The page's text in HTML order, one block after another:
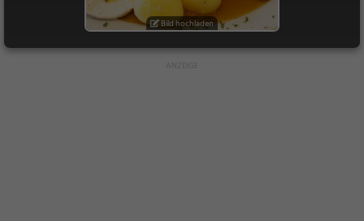
Bild hochladen